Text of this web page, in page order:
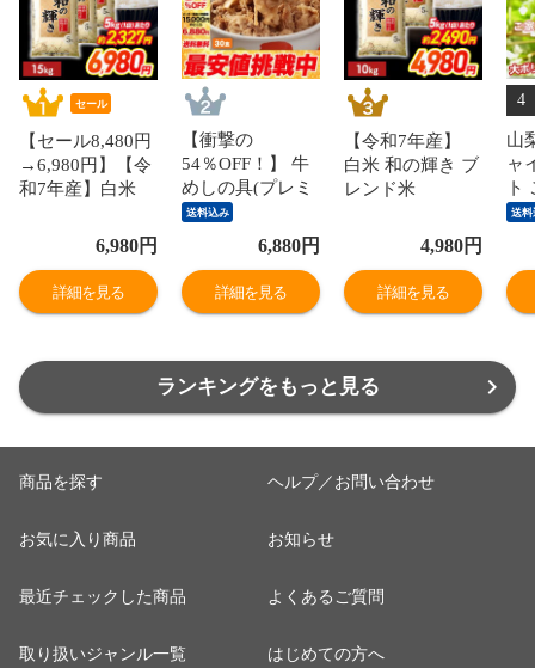
セール
【セール8,480円
→6,980円】【令
和7年産】白米
ド米 15kg 密封新
鮮パック 脱酸素
剤入り 米 お米
低温製法米 アイ
品]
6,980円
詳細を見る
【衝撃の
54％OFF！】 牛
めしの具(プレミ
アム仕様)30個セ
ット 1個当たり
たっぷり135g 冷
凍食品 松屋牛丼
当店のイチオシ
送料込み
6,880円
詳細を見る
【令和7年産】
白米 和の輝き ブ
レンド米
袋） 密封新鮮パ
ック 脱酸素剤入
り 米 お米 低温
製法米 アイリス
4,980円
詳細を見る
4
山
ャ
ト
赤
ぶ
な
送料
ランキングをもっと見る
商品を探す
お気に入り商品
最近チェックした商品
取り扱いジャンル一覧
ヘルプ／お問い合わせ
お知らせ
よくあるご質問
はじめての方へ